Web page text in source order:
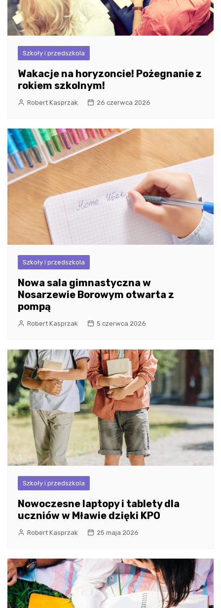
Szkoły i przedszkola
Wakacje na horyzoncie! Pożegnanie z
rokiem szkolnym!
Robert Kasprzak 26 czerwca 2026
Szkoły i przedszkola
Nowa sala gimnastyczna w
Nosarzewie Borowym otwarta z
pompą
Robert Kasprzak 5 czerwca 2026
Szkoły i przedszkola
Nowoczesne laptopy i tablety dla
uczniów w Mławie dzięki KPO
Robert Kasprzak 25 maja 2026